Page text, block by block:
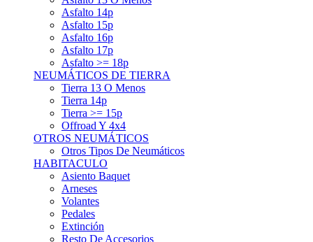
Asfalto 14p
Asfalto 15p
Asfalto 16p
Asfalto 17p
Asfalto >= 18p
NEUMÁTICOS DE TIERRA
Tierra 13 O Menos
Tierra 14p
Tierra >= 15p
Offroad Y 4x4
OTROS NEUMÁTICOS
Otros Tipos De Neumáticos
HABITACULO
Asiento Baquet
Arneses
Volantes
Pedales
Extinción
Resto De Accesorios